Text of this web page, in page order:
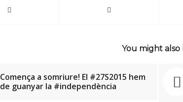
You might also
Comença a somriure! El #27S2015 hem
de guanyar la #independència